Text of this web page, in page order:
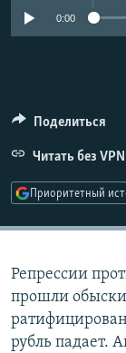
РАСПИСАНИЕ
0:00
Поделиться
Читать без VPN
Приоритетный
Репрессии
прошли
рубль падает.